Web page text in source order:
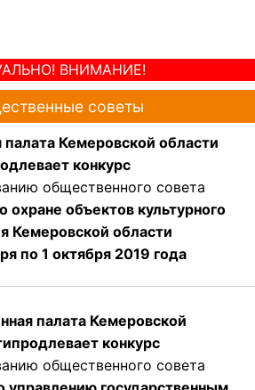
ВНИМАНИЕ!
советы
Кемеровской области
конкурс
общественного совета
охране объектов культурного
Кемеровской области
по 1 октября 2019 года
палата Кемеровской
продлевает конкурс
общественного совета